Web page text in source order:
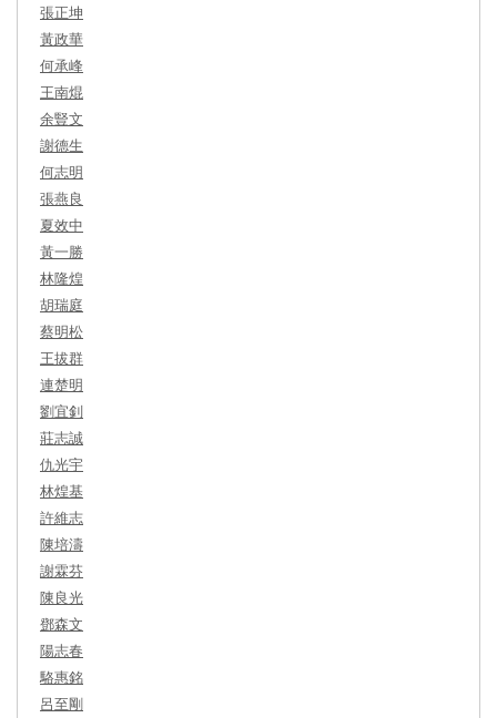
張正坤
黃政華
何承峰
王南焜
余豎文
謝德生
何志明
張燕良
夏效中
黃一勝
林隆煌
胡瑞庭
蔡明松
王拔群
連楚明
劉宜釗
莊志誠
仇光宇
林煌基
許維志
陳培濤
謝霖芬
陳良光
鄧森文
陽志春
駱惠銘
呂至剛